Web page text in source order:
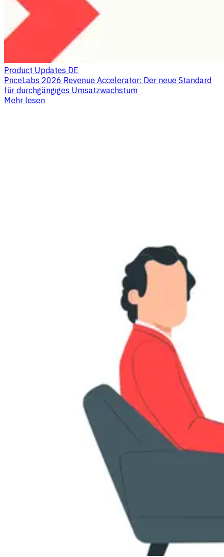
Product Updates DE
PriceLabs 2026 Revenue Accelerator: Der neue Standard
für durchgängiges Umsatzwachstum
Mehr lesen